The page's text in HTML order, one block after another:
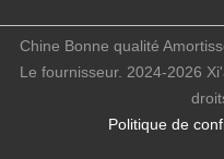
Politique de
Chine Bonne qualité
Le fournisseur. 2024-2026